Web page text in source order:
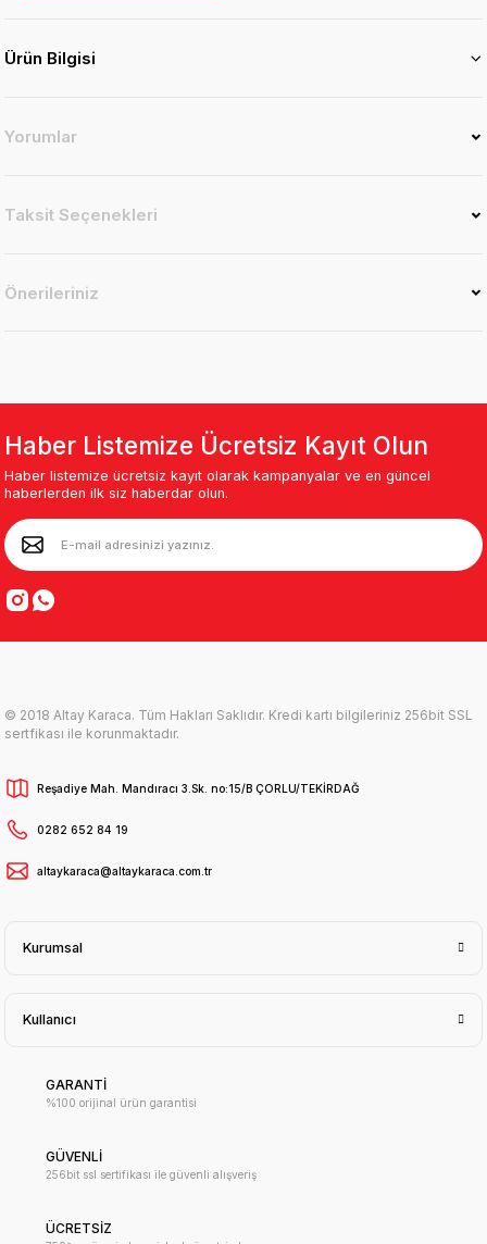
Ürün Bilgisi
Yorumlar
Taksit Seçenekleri
Önerileriniz
Haber Listemize Ücretsiz Kayıt Olun
Haber listemize ücretsiz kayıt olarak kampanyalar ve en güncel
haberlerden ilk siz haberdar olun.
© 2018 Altay Karaca. Tüm Hakları Saklıdır. Kredi kartı bilgileriniz 256bit SSL
sertfikası ile korunmaktadır.
Reşadiye Mah. Mandıracı 3.Sk. no:15/B ÇORLU/TEKİRDAĞ
0282 652 84 19
altaykaraca@altaykaraca.com.tr
Kurumsal
Kullanıcı
GARANTİ
%100 orijinal ürün garantisi
GÜVENLİ
256bit ssl sertifikası ile güvenli alışveriş
ÜCRETSİZ